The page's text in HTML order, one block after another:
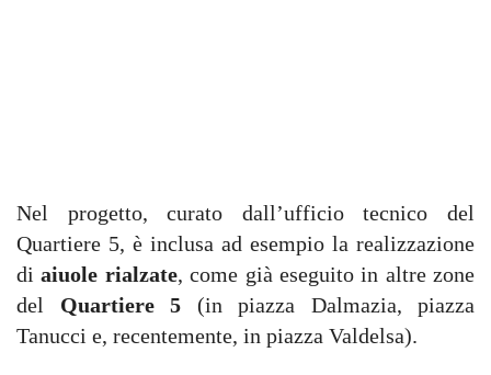
Nel progetto, curato dall’ufficio tecnico del
Quartiere 5, è inclusa ad esempio la realizzazione
diaiuole rialzate, come già eseguito in altre zone
del Quartiere 5 (in piazza Dalmazia, piazza
Tanucci e, recentemente, in piazza Valdelsa).